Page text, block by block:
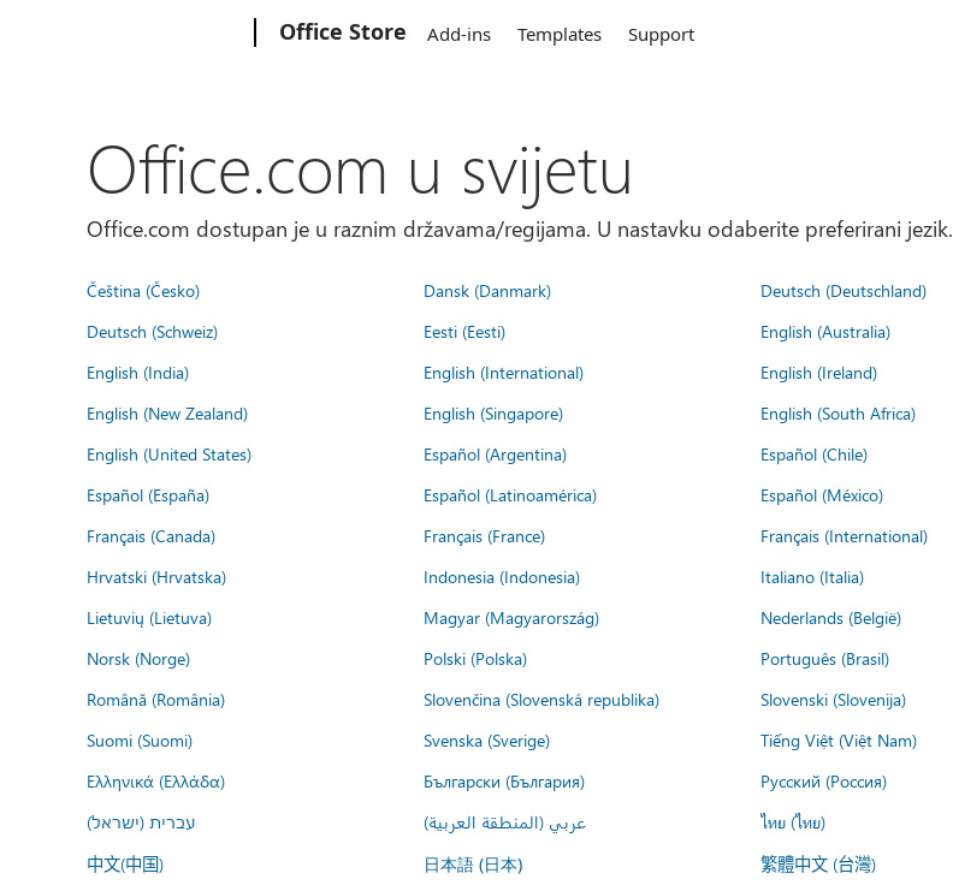
Office Store Add-ins Templates Support
Office.com u svijetu
Office.com dostupan je u raznim državama/regijama. U nastavku odaberite preferirani jezik.
Čeština (Česko) Dansk (Danmark) Deutsch (Deutschland)
Deutsch (Schweiz)
Eesti (Eesti) English (Australia)
English (India)
English (International) English (Ireland)
English (New Zealand)
English (Singapore) English (South Africa)
English (United States)
Español (Argentina) Español (Chile)
Español (España)
Español (Latinoamérica) Español (México)
Français (Canada)
Français (France) Français (International)
Hrvatski (Hrvatska)
Indonesia (Indonesia) Italiano (Italia)
Lietuvių (Lietuva)
Magyar (Magyarország) Nederlands (België)
Norsk (Norge)
Polski (Polska) Português (Brasil)
Română (România)
Slovenčina (Slovenská republika) Slovenski (Slovenija)
Suomi (Suomi)
Svenska (Sverige) Tiếng Việt (Việt Nam)
Ελληνικά (Ελλάδα)
Български (България) Русский (Россия)
עברית (ישראל)
عربي (المنطقة العربية) ไทย (ไทย)
中文(中国) 日本語 (日本) 繁體中文 (台灣)